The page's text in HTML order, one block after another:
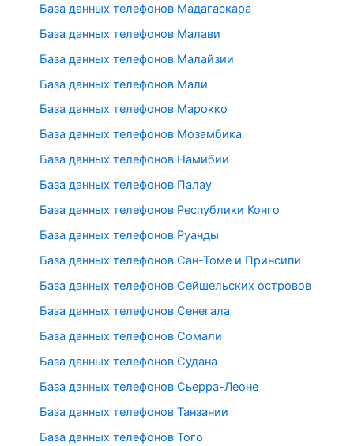
База данных телефонов Мадагаскара
База данных телефонов Малави
База данных телефонов Малайзии
База данных телефонов Мали
База данных телефонов Марокко
База данных телефонов Мозамбика
База данных телефонов Намибии
База данных телефонов Палау
База данных телефонов Республики Конго
База данных телефонов Руанды
База данных телефонов Сан-Томе и Принсипи
База данных телефонов Сейшельских островов
База данных телефонов Сенегала
База данных телефонов Сомали
База данных телефонов Судана
База данных телефонов Сьерра-Леоне
База данных телефонов Танзании
База данных телефонов Того